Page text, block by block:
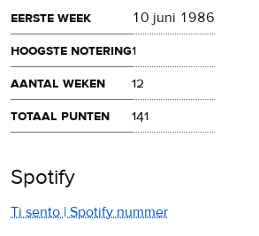
eerste week
10 juni 1986
hoogste notering1
aantal weken
12
totaal punten
141
Spotify
Ti sento | Spotify nummer